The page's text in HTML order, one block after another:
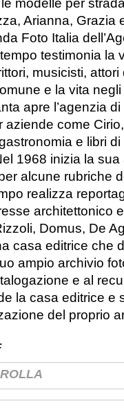
modelle per
Arianna, Grazia
Foto Italia
testimonia la
musicisti,
e la vita
apre l’agenzia
come
e libri
1968 inizia la sua
alcune rubriche
realizza
architettonico
Domus, De
casa editrice che
ampio archivio
e al
la casa editrice e
del proprio